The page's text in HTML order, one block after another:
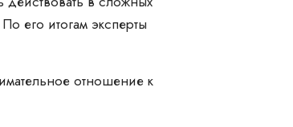
его итогам эксперты
отношение к